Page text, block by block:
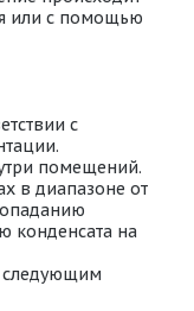
или с помощью
с
помещений.
в диапазоне от
конденсата на
следующим